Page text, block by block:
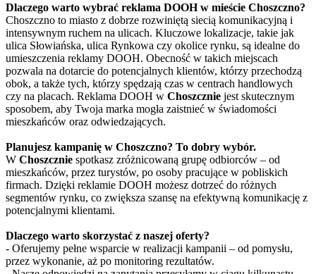
Dlaczego warto wybrać reklama DOOH w mieście Choszczno?
Choszczno to miasto z dobrze rozwiniętą siecią komunikacyjną i
intensywnym ruchem na ulicach. Kluczowe lokalizacje, takie jak
ulica Słowiańska, ulica Rynkowa czy okolice rynku, są idealne do
umieszczenia reklamy DOOH. Obecność w takich miejscach
pozwala na dotarcie do potencjalnych klientów, którzy przechodzą
obok, a także tych, którzy spędzają czas w centrach handlowych
czy na placach. Reklama DOOH w Choszcznie jest skutecznym
sposobem, aby Twoja marka mogła zaistnieć w świadomości
mieszkańców oraz odwiedzających.
Planujesz kampanię w Choszczno? To dobry wybór.
W Choszcznie spotkasz zróżnicowaną grupę odbiorców – od
mieszkańców, przez turystów, po osoby pracujące w pobliskich
firmach. Dzięki reklamie DOOH możesz dotrzeć do różnych
segmentów rynku, co zwiększa szansę na efektywną komunikację z
potencjalnymi klientami.
Dlaczego warto skorzystać z naszej oferty?
- Oferujemy pełne wsparcie w realizacji kampanii – od pomysłu,
przez wykonanie, aż po monitoring rezultatów.